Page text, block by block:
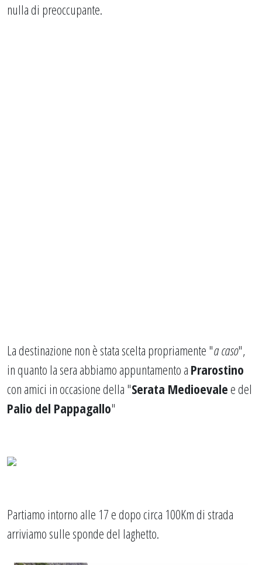
nulla di preoccupante.
La destinazione non è stata scelta propriamente "a caso",
in quanto la sera abbiamo appuntamento a Prarostino
con amici in occasione della "Serata Medioevale e del
Palio del Pappagallo"
Partiamo intorno alle 17 e dopo circa 100Km di strada
arriviamo sulle sponde del laghetto.